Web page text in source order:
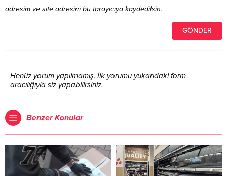
adresim ve site adresim bu tarayıcıya kaydedilsin.
Henüz yorum yapılmamış. İlk yorumu yukarıdaki form
aracılığıyla siz yapabilirsiniz.
Benzer Konular